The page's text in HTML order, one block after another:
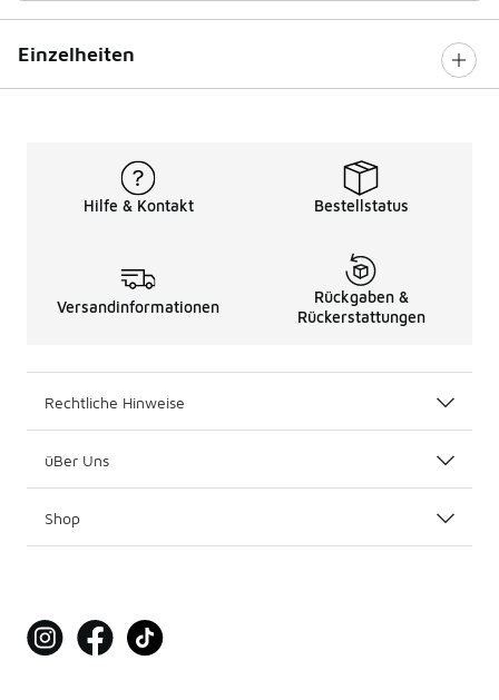
Einzelheiten
Hilfe & Kontakt Bestellstatus
Versandinformationen
Rückgaben &
Rückerstattungen
Rechtliche Hinweise
üBer Uns
Shop